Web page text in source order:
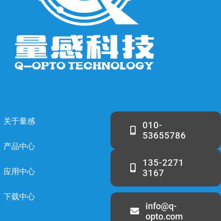
关于量感
产品中心
应用中心
下载中心
010-
53655786
135-2271
3167
info@q-
opto.com